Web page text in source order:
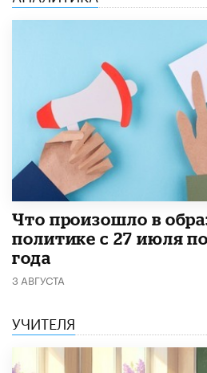
​Что произошло в
политике с 27 июля
года
3 АВГУСТА
УЧИТЕЛЯ